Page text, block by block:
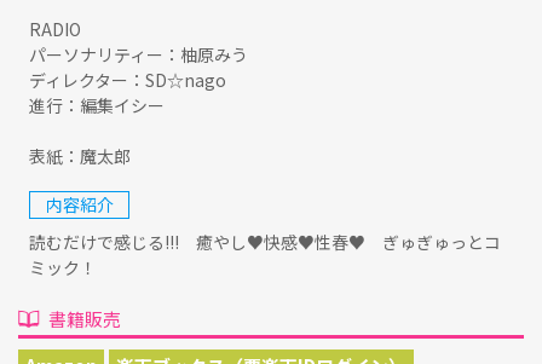
RADIO
パーソナリティー：柚原みう
ディレクター：SD☆nago
進行：編集イシー
表紙：魔太郎
内容紹介
読むだけで感じる!!! 癒やし♥快感♥性春♥ ぎゅぎゅっとコ
ミック！
書籍販売